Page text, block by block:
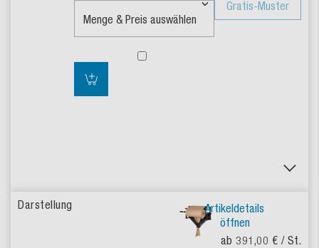
Gratis-Muster
Artikeldetails
öffnen
ab 391,00 € / St.